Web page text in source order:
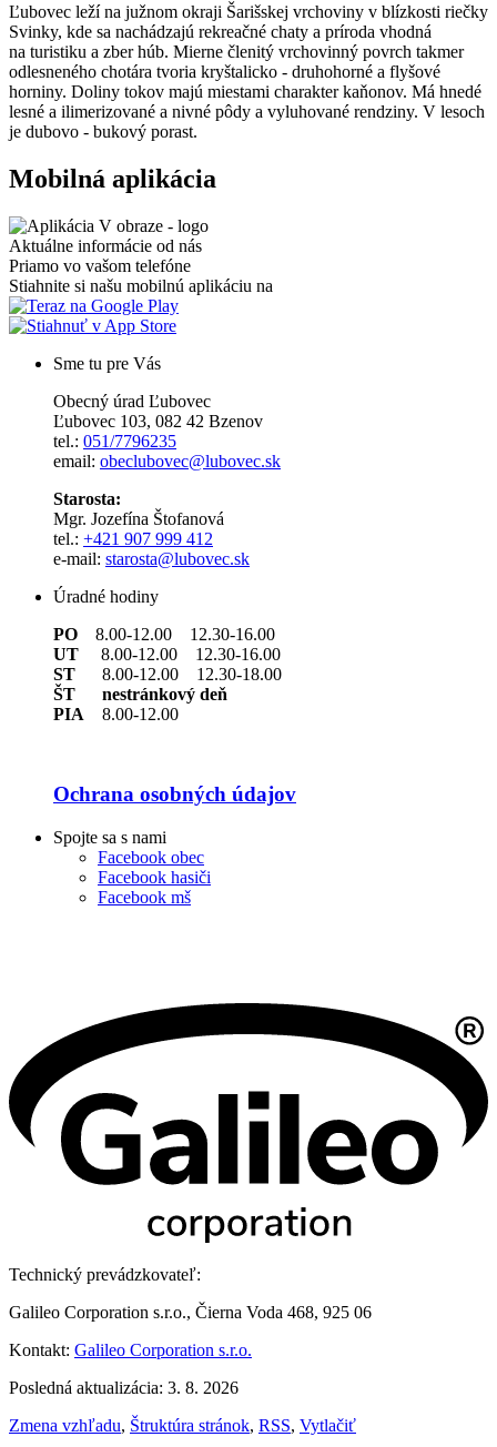
Ľubovec leží na južnom okraji Šarišskej vrchoviny v blízkosti riečky
Svinky, kde sa nachádzajú rekreačné chaty a príroda vhodná
na turistiku a zber húb. Mierne členitý vrchovinný povrch takmer
odlesneného chotára tvoria kryštalicko - druhohorné a flyšové
horniny. Doliny tokov majú miestami charakter kaňonov. Má hnedé
lesné a ilimerizované a nivné pôdy a vyluhované rendziny. V lesoch
je dubovo - bukový porast.
Mobilná aplikácia
Aktuálne informácie od nás
Priamo vo vašom telefóne
Stiahnite si našu mobilnú aplikáciu na
Sme tu pre Vás
Obecný úrad Ľubovec
Ľubovec 103, 082 42 Bzenov
tel.: 051/7796235
email: obeclubovec@lubovec.sk
Starosta:
Mgr. Jozefína Štofanová
tel.: +421 907 999 412
e-mail: starosta@lubovec.sk
Úradné hodiny
PO 8.00-12.00 12.30-16.00
UT 8.00-12.00 12.30-16.00
ST 8.00-12.00 12.30-18.00
ŠT nestránkový deň
PIA 8.00-12.00
Ochrana osobných údajov
Spojte sa s nami
Facebook obec
Facebook hasiči
Facebook mš
Technický prevádzkovateľ:
Galileo Corporation s.r.o., Čierna Voda 468, 925 06
Kontakt: Galileo Corporation s.r.o.
Posledná aktualizácia: 3. 8. 2026
Zmena vzhľadu, Štruktúra stránok, RSS, Vytlačiť